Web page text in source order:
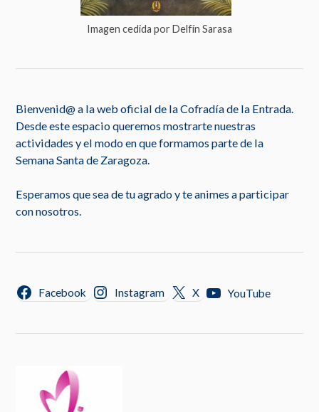
Imagen cedida por Delfín Sarasa
Bienvenid@ a la web oficial de la Cofradía de la Entrada.
Desde este espacio queremos mostrarte nuestras
actividades y el modo en que formamos parte de la
Semana Santa de Zaragoza.
Esperamos que sea de tu agrado y te animes a participar
con nosotros.
Facebook Instagram X YouTube